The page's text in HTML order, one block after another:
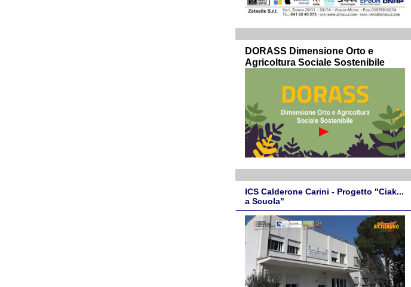
DORASS Dimensione Orto e
Agricoltura Sociale Sostenibile
ICS Calderone Carini - Progetto "Ciak...
a Scuola"